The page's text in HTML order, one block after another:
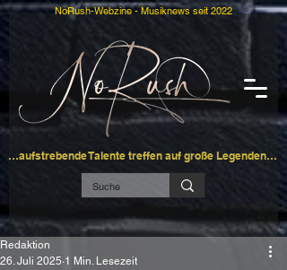
…aufstrebende Talente treffen auf große Legenden…
NoRush-Webzine - Musiknews seit 2022
Redaktion
26. Juli 2025 1 Min. Lesezeit